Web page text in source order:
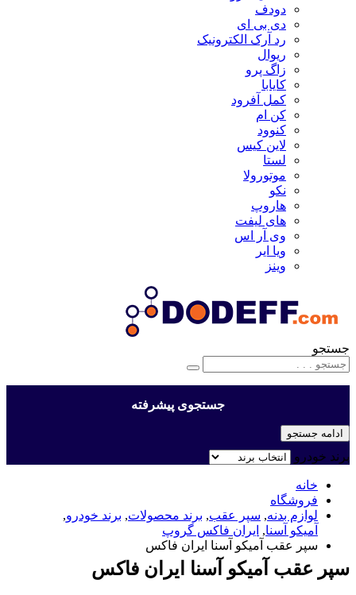
دودف
دی بی ای
رد آرک الکترونیک
ریوال
زاگ پرو
کایابا
کمل آفرود
کن ام
کنوود
لاین کیس
لستا
موتورولا
نکو
هاروپ
های لیفت
وی آر اس
ویا ایر
وینز
جستجو
جستجوی پیشرفته
ادامه جستجو
برند خودرو
خانه
فروشگاه
لوازم بدنه, سپر عقب, برند محصولات, برند خودرو,
آمیکو آسنا, ایران فاکس گروپ
سپر عقب آمیکو آسنا ایران فاکس
سپر عقب آمیکو آسنا ایران فاکس